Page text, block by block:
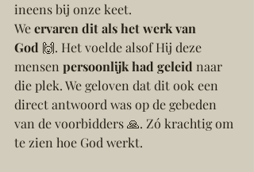
ineens bij onze keet.
We ervaren dit als het werk van
God 🙌. Het voelde alsof Hij deze
mensen persoonlijk had geleid naar
die plek. We geloven dat dit ook een
direct antwoord was op de gebeden
van de voorbidders 🙏. Zó krachtig om
te zien hoe God werkt.